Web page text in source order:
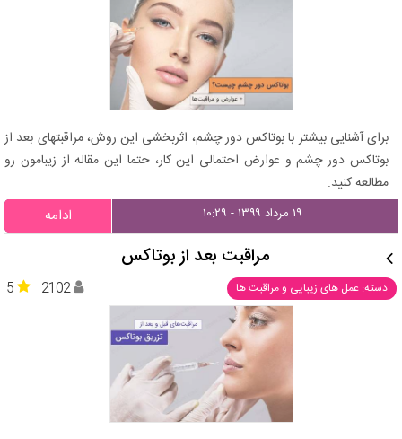
برای آشنایی بیشتر با بوتاکس دور چشم، اثربخشی این روش، مراقبتهای بعد از
بوتاکس دور چشم و عوارض احتمالی این کار، حتما این مقاله از زیبامون رو
مطالعه کنید.
۱۹ مرداد ۱۳۹۹ - ۱۰:۲۹ ادامه
مراقبت بعد از بوتاکس
دسته: عمل های زیبایی و مراقبت ها 5 2102